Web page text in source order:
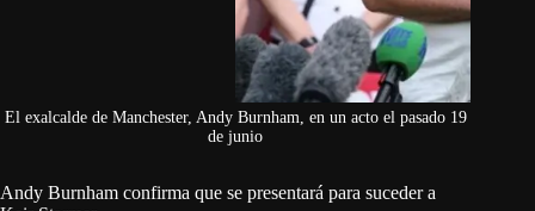
El exalcalde de Manchester, Andy Burnham, en un acto el pasado 19
de junio
Andy Burnham confirma que se presentará para suceder a